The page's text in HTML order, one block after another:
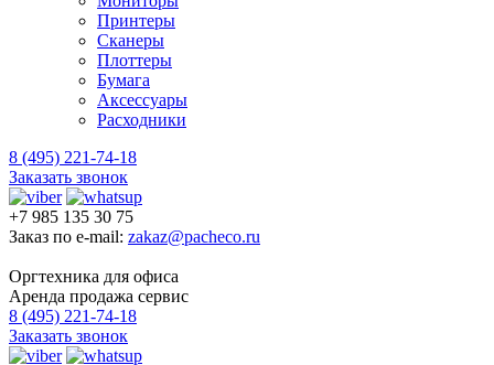
Принтеры
Сканеры
Плоттеры
Бумага
Аксессуары
Расходники
8 (495) 221-74-18
Заказать звонок
+7 985 135 30 75
Заказ по e-mail: zakaz@pacheco.ru
Оргтехника для офиса
Аренда продажа сервис
8 (495) 221-74-18
Заказать звонок